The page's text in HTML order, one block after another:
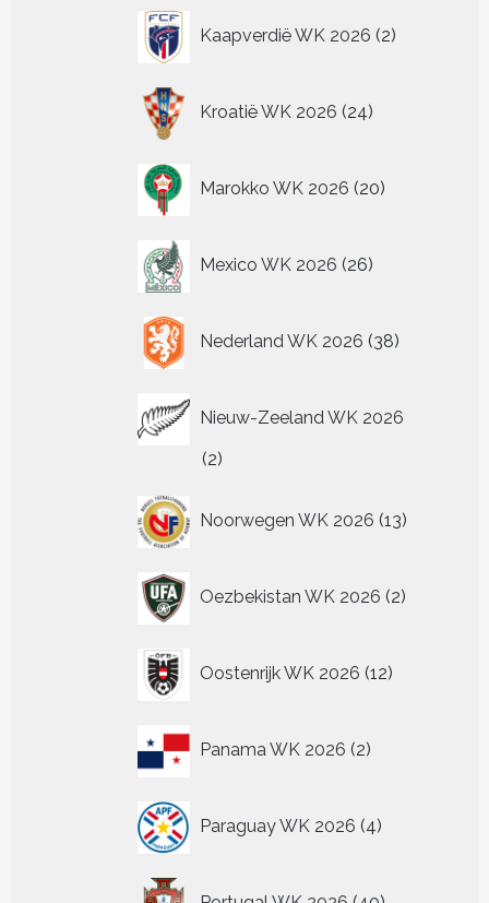
Kaapverdië WK 2026 2
producten
Kroatië WK 2026 24
producten
Marokko WK 2026 20
producten
Mexico WK 2026 26
producten
Nederland WK 2026 38
producten
Nieuw-Zeeland WK 2026
22
Noorwegen WK 2026 13
producten
Oezbekistan WK 2026 2
producten
Oostenrijk WK 2026 12
producten
Panama WK 2026 2
producten
Paraguay WK 2026 4
producten